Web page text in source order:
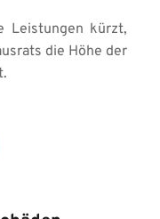
Leistungen kürzt,
die Höhe der